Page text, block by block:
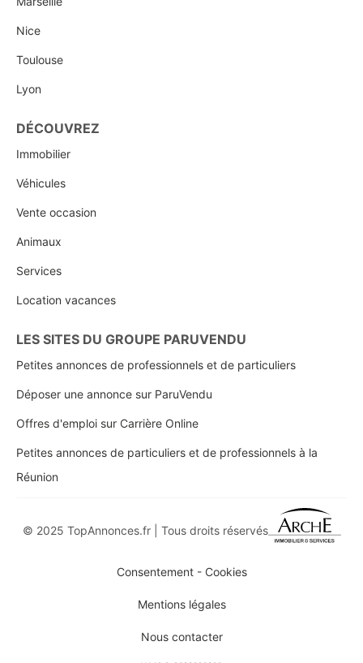
Nice
Toulouse
Lyon
DÉCOUVREZ
Immobilier
Véhicules
Vente occasion
Animaux
Services
Location vacances
LES SITES DU GROUPE PARUVENDU
Petites annonces de professionnels et de particuliers
Déposer une annonce sur ParuVendu
Offres d'emploi sur Carrière Online
Petites annonces de particuliers et de professionnels à la
Réunion
© 2025 TopAnnonces.fr | Tous droits réservés
Consentement - Cookies
Mentions légales
Nous contacter